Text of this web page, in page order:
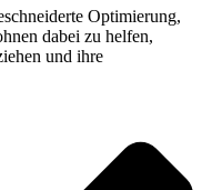
Optimierung,
dabei zu helfen,
und ihre